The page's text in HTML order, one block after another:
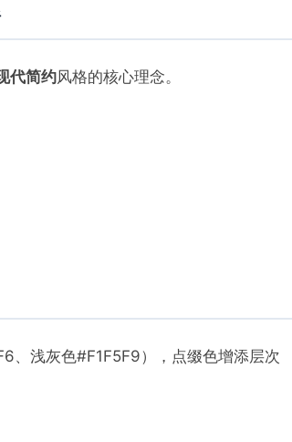
代简约风格的核心理念。
、浅灰色#F1F5F9），点缀色增添层次